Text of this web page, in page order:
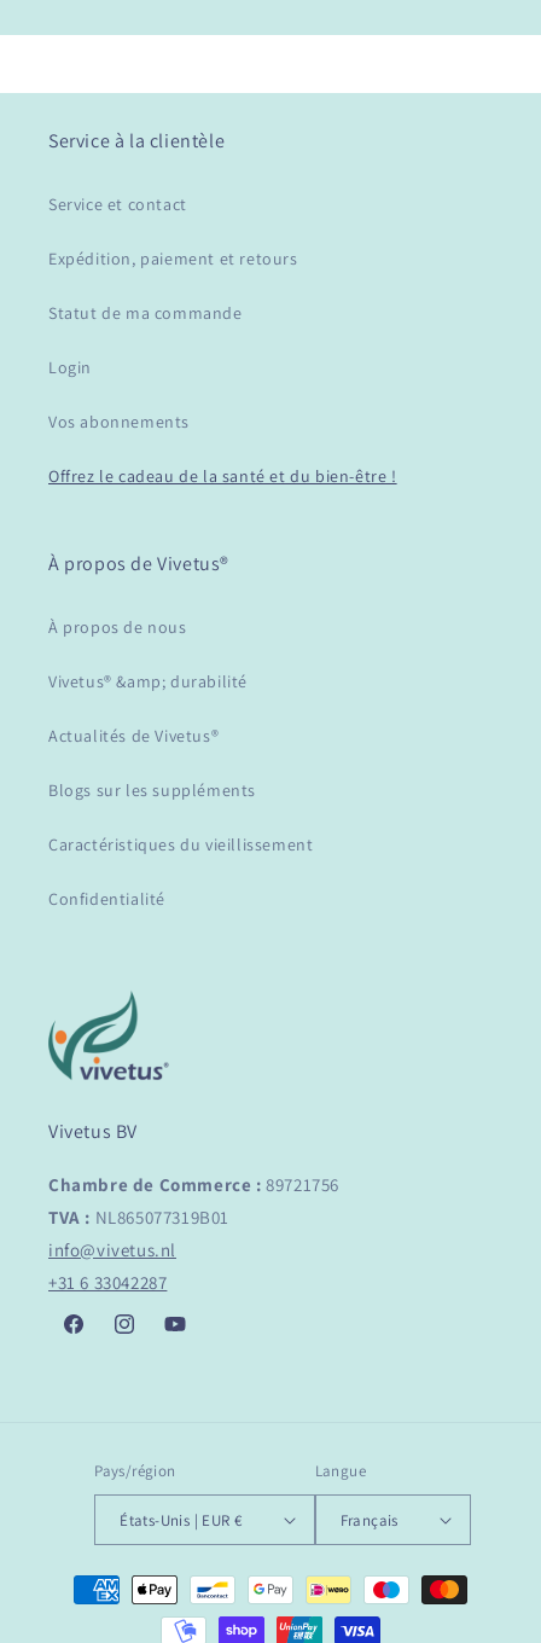
Service à la clientèle
Service et contact
Expédition, paiement et retours
Statut de ma commande
Login
Vos abonnements
Offrez le cadeau de la santé et du bien-être !
À propos de Vivetus®
À propos de nous
Vivetus® &amp; durabilité
Actualités de Vivetus®
Blogs sur les suppléments
Caractéristiques du vieillissement
Confidentialité
Vivetus BV
Chambre de Commerce : 89721756
TVA : NL865077319B01
info@vivetus.nl
+31 6 33042287
FacebookInstagramYouTube
Pays/région
États-Unis | EUR €
Langue
Français
Moyens